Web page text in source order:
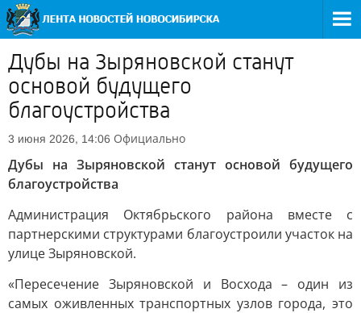
Дубы на Зыряновской станут
основой будущего
благоустройства
3 июня 2026, 14:06 Официально
Дубы на Зыряновской станут основой будущего
благоустройства
Администрация Октябрьского района вместе с
партнерскими структурами благоустроили участок на
улице Зыряновской.
«Пересечение Зыряновской и Восхода – один из
самых оживленных транспортных узлов города, это